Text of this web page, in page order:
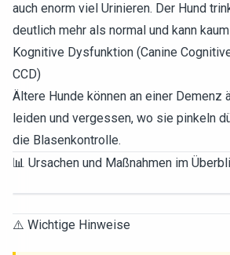
auch enorm viel Urinieren. Der Hund
deutlich mehr als normal und kann
Kognitive Dysfunktion (Canine
CCD)
Ältere Hunde können an einer Demenz
leiden und vergessen, wo sie pinkeln
die Blasenkontrolle.
📊 Ursachen und Maßnahmen im
⚠️ Wichtige Hinweise